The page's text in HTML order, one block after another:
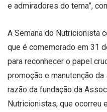
e admiradores do tema”,
A Semana do Nutricionista
que é comemorado em 31
para reconhecer o papel
promoção e manutenção
razão da fundação da
Nutricionistas, que ocorreu